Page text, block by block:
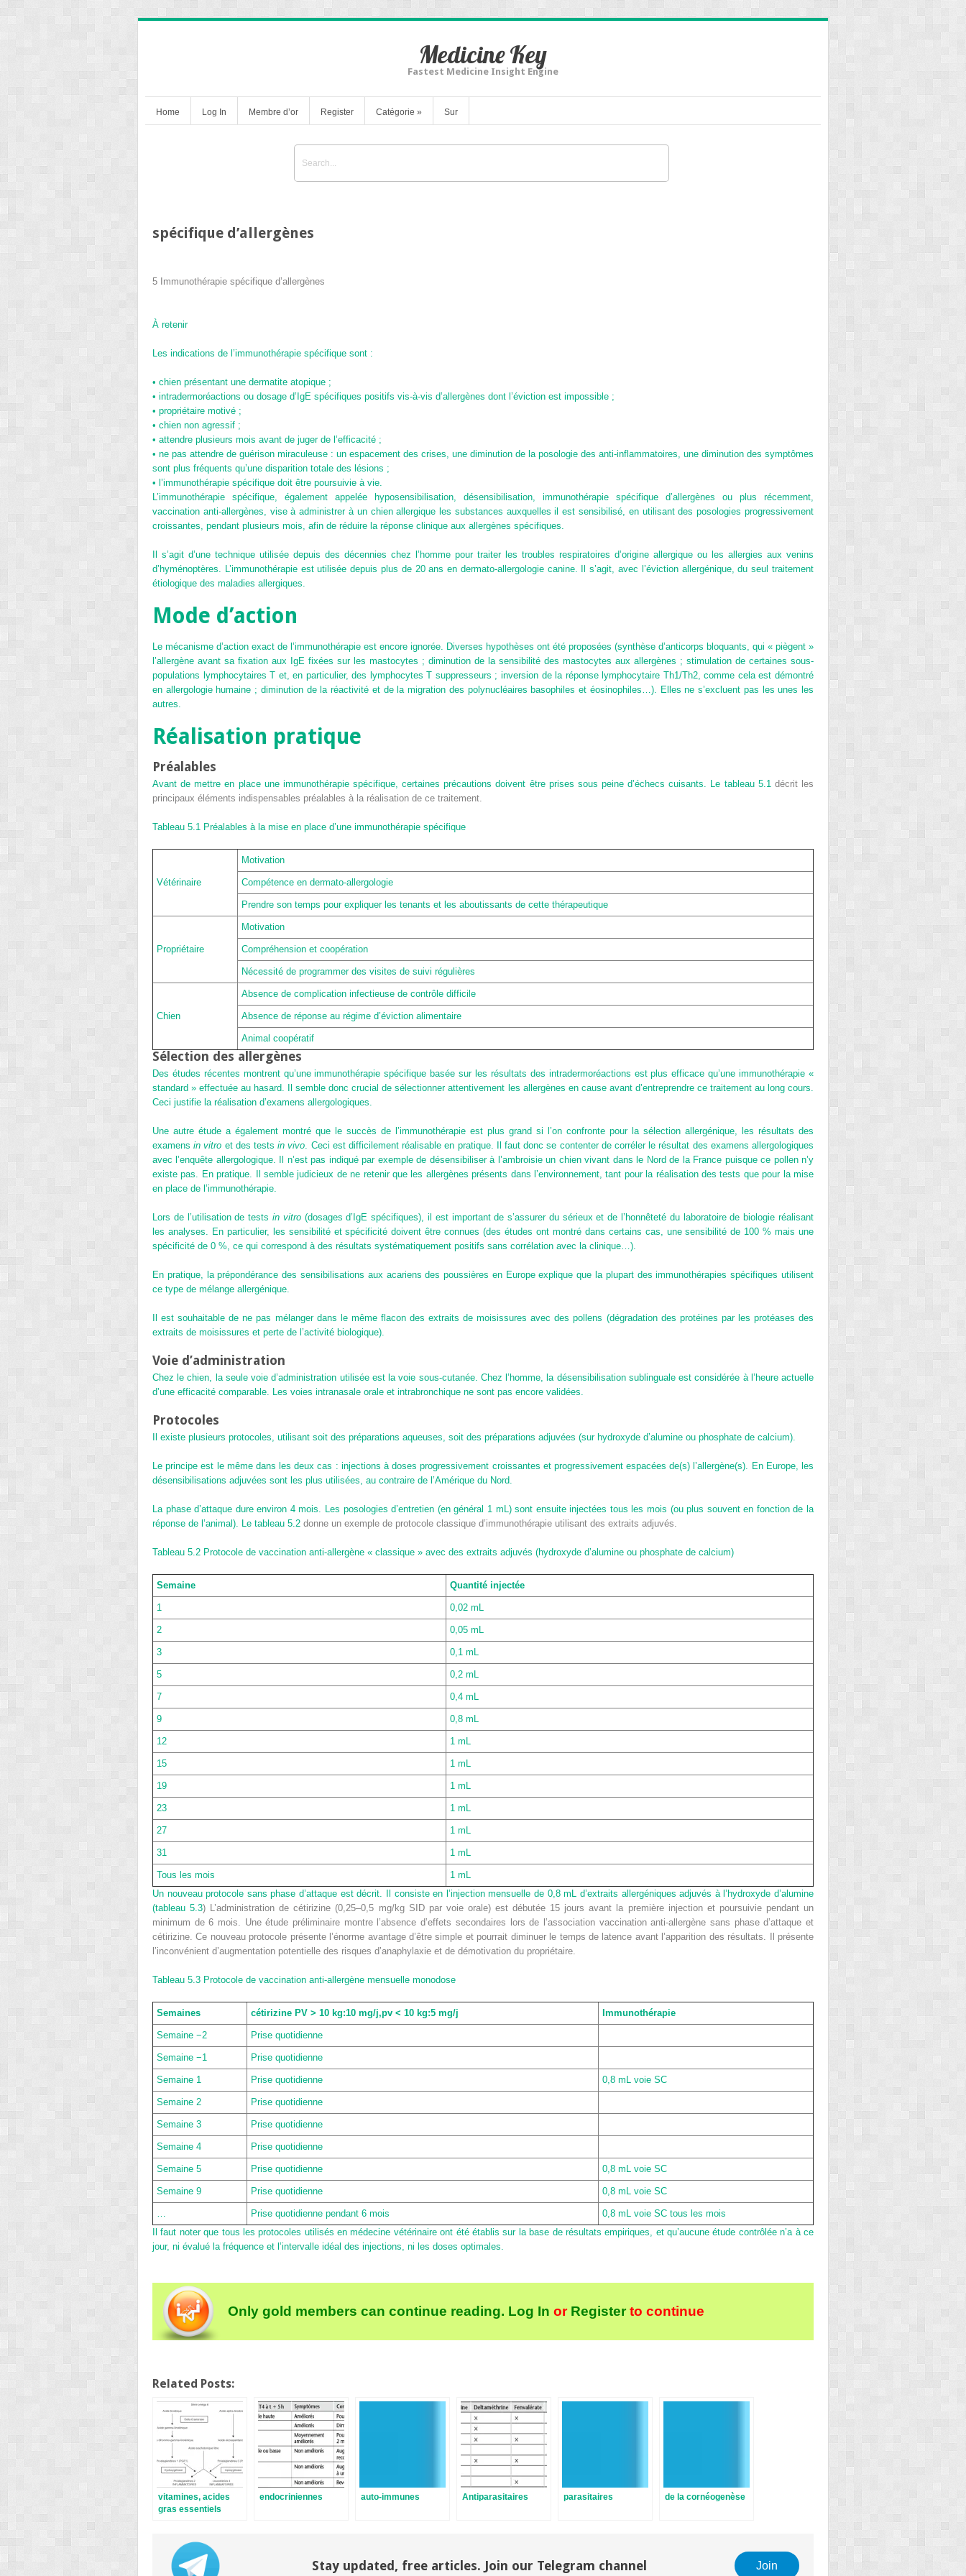
Medicine Key
Fastest Medicine Insight Engine
Home Log In Membre d’or Register Catégorie » Sur
spécifique d’allergènes
5 Immunothérapie spécifique d’allergènes
À retenir
Les indications de l’immunothérapie spécifique sont :
• chien présentant une dermatite atopique ;
• intradermoréactions ou dosage d’IgE spécifiques positifs vis-à-vis d’allergènes dont l’éviction est impossible ;
• propriétaire motivé ;
• chien non agressif ;
• attendre plusieurs mois avant de juger de l’efficacité ;
• ne pas attendre de guérison miraculeuse : un espacement des crises, une diminution de la posologie des anti-inflammatoires, une diminution des symptômes
sont plus fréquents qu’une disparition totale des lésions ;
• l’immunothérapie spécifique doit être poursuivie à vie.
L’immunothérapie spécifique, également appelée hyposensibilisation, désensibilisation, immunothérapie spécifique d’allergènes ou plus récemment,
vaccination anti-allergènes, vise à administrer à un chien allergique les substances auxquelles il est sensibilisé, en utilisant des posologies progressivement
croissantes, pendant plusieurs mois, afin de réduire la réponse clinique aux allergènes spécifiques.
Il s’agit d’une technique utilisée depuis des décennies chez l’homme pour traiter les troubles respiratoires d’origine allergique ou les allergies aux venins
d’hyménoptères. L’immunothérapie est utilisée depuis plus de 20 ans en dermato-allergologie canine. Il s’agit, avec l’éviction allergénique, du seul traitement
étiologique des maladies allergiques.
Mode d’action
Le mécanisme d’action exact de l’immunothérapie est encore ignorée. Diverses hypothèses ont été proposées (synthèse d’anticorps bloquants, qui « piègent »
l’allergène avant sa fixation aux IgE fixées sur les mastocytes ; diminution de la sensibilité des mastocytes aux allergènes ; stimulation de certaines sous-
populations lymphocytaires T et, en particulier, des lymphocytes T suppresseurs ; inversion de la réponse lymphocytaire Th1/Th2, comme cela est démontré
en allergologie humaine ; diminution de la réactivité et de la migration des polynucléaires basophiles et éosinophiles…). Elles ne s’excluent pas les unes les
autres.
Réalisation pratique
Préalables
Avant de mettre en place une immunothérapie spécifique, certaines précautions doivent être prises sous peine d’échecs cuisants. Le tableau 5.1 décrit les
principaux éléments indispensables préalables à la réalisation de ce traitement.
Tableau 5.1 Préalables à la mise en place d’une immunothérapie spécifique
Vétérinaire
Motivation
Compétence en dermato-allergologie
Prendre son temps pour expliquer les tenants et les aboutissants de cette thérapeutique
Propriétaire
Motivation
Compréhension et coopération
Nécessité de programmer des visites de suivi régulières
Chien
Absence de complication infectieuse de contrôle difficile
Absence de réponse au régime d’éviction alimentaire
Animal coopératif
Sélection des allergènes
Des études récentes montrent qu’une immunothérapie spécifique basée sur les résultats des intradermoréactions est plus efficace qu’une immunothérapie «
standard » effectuée au hasard. Il semble donc crucial de sélectionner attentivement les allergènes en cause avant d’entreprendre ce traitement au long cours.
Ceci justifie la réalisation d’examens allergologiques.
Une autre étude a également montré que le succès de l’immunothérapie est plus grand si l’on confronte pour la sélection allergénique, les résultats des
examensin vitro et des testsin vivo . Ceci est difficilement réalisable en pratique. Il faut donc se contenter de corréler le résultat des examens allergologiques
avec l’enquête allergologique. Il n’est pas indiqué par exemple de désensibiliser à l’ambroisie un chien vivant dans le Nord de la France puisque ce pollen n’y
existe pas. En pratique. Il semble judicieux de ne retenir que les allergènes présents dans l’environnement, tant pour la réalisation des tests que pour la mise
en place de l’immunothérapie.
Lors de l’utilisation de tests in vitro(dosages d’IgE spécifiques), il est important de s’assurer du sérieux et de l’honnêteté du laboratoire de biologie réalisant
les analyses. En particulier, les sensibilité et spécificité doivent être connues (des études ont montré dans certains cas, une sensibilité de 100 % mais une
spécificité de 0 %, ce qui correspond à des résultats systématiquement positifs sans corrélation avec la clinique…).
En pratique, la prépondérance des sensibilisations aux acariens des poussières en Europe explique que la plupart des immunothérapies spécifiques utilisent
ce type de mélange allergénique.
Il est souhaitable de ne pas mélanger dans le même flacon des extraits de moisissures avec des pollens (dégradation des protéines par les protéases des
extraits de moisissures et perte de l’activité biologique).
Voie d’administration
Chez le chien, la seule voie d’administration utilisée est la voie sous-cutanée. Chez l’homme, la désensibilisation sublinguale est considérée à l’heure actuelle
d’une efficacité comparable. Les voies intranasale orale et intrabronchique ne sont pas encore validées.
Protocoles
Il existe plusieurs protocoles, utilisant soit des préparations aqueuses, soit des préparations adjuvées (sur hydroxyde d’alumine ou phosphate de calcium).
Le principe est le même dans les deux cas : injections à doses progressivement croissantes et progressivement espacées de(s) l’allergène(s). En Europe, les
désensibilisations adjuvées sont les plus utilisées, au contraire de l’Amérique du Nord.
La phase d’attaque dure environ 4 mois. Les posologies d’entretien (en général 1 mL) sont ensuite injectées tous les mois (ou plus souvent en fonction de la
réponse de l’animal). Le tableau 5.2 donne un exemple de protocole classique d’immunothérapie utilisant des extraits adjuvés.
Tableau 5.2 Protocole de vaccination anti-allergène « classique » avec des extraits adjuvés (hydroxyde d’alumine ou phosphate de calcium)
Semaine Quantité injectée
1 0,02 mL
2 0,05 mL
3 0,1 mL
5 0,2 mL
7 0,4 mL
9 0,8 mL
12 1 mL
15 1 mL
19 1 mL
23 1 mL
27 1 mL
31 1 mL
Tous les mois
1 mL
Un nouveau protocole sans phase d’attaque est décrit. Il consiste en l’injection mensuelle de 0,8 mL d’extraits allergéniques adjuvés à l’hydroxyde d’alumine
(tableau 5.3) L’administration de cétirizine (0,25–0,5 mg/kg SID par voie orale) est débutée 15 jours avant la première injection et poursuivie pendant un
minimum de 6 mois. Une étude préliminaire montre l’absence d’effets secondaires lors de l’association vaccination anti-allergène sans phase d’attaque et
cétirizine. Ce nouveau protocole présente l’énorme avantage d’être simple et pourrait diminuer le temps de latence avant l’apparition des résultats. Il présente
l’inconvénient d’augmentation potentielle des risques d’anaphylaxie et de démotivation du propriétaire.
Tableau 5.3 Protocole de vaccination anti-allergène mensuelle monodose
Semaines cétirizine PV > 10 kg:10 mg/j,pv < 10 kg:5 mg/j Immunothérapie
Semaine −2 Prise quotidienne
Semaine −1 Prise quotidienne
Semaine 1 Prise quotidienne 0,8 mL voie SC
Semaine 2 Prise quotidienne
Semaine 3 Prise quotidienne
Semaine 4 Prise quotidienne
Semaine 5 Prise quotidienne 0,8 mL voie SC
Semaine 9 Prise quotidienne 0,8 mL voie SC
Prise quotidienne pendant 6 mois
0,8 mL voie SC tous les mois
Il faut noter que tous les protocoles utilisés en médecine vétérinaire ont été établis sur la base de résultats empiriques, et qu’aucune étude contrôlée n’a à ce
jour, ni évalué la fréquence et l’intervalle idéal des injections, ni les doses optimales.
Only gold members can continue reading. Log In orRegisterto continue
Related Posts:
vitamines, acides
gras essentiels
endocriniennes auto-immunes Antiparasitaires parasitaires de la cornéogenèse
Stay updated, free articles. Join our Telegram channel Join